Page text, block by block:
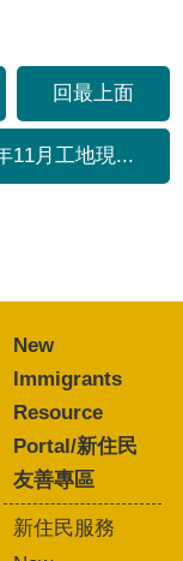
回最上面
11月工地現...
New
Immigrants
Resource
Portal/新住民
友善專區
新住民服務